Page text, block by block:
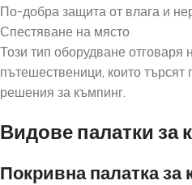
По-добра защита от влага и
Спестяване на място
Този тип оборудване
пътешественици, които търсят
решения за къмпинг.
Видове палатки за
Покривна палатка за